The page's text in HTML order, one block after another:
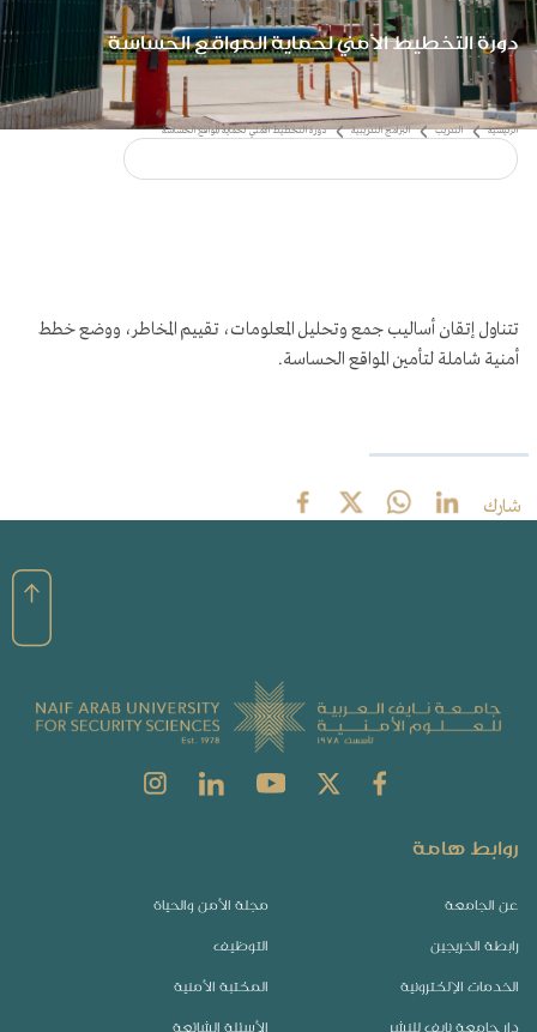
دورة التخطيط الأمني لحماية المواقع الحساسة
تتناول إتقان أساليب جمع وتحليل المعلومات، تقييم المخاطر، ووضع خطط
أمنية شاملة لتأمين المواقع الحساسة.
شارك
روابط هامة
عن الجامعة مجلة الأمن والحياة
رابطة الخريجين التوظيف
الخدمات الإلكترونية المكتبة الأمنية
دار جامعة نايف للنشر الأسئلة الشائعة